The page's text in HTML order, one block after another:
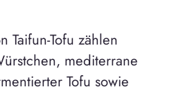
Taifun-Tofu zählen
mediterrane
Tofu sowie